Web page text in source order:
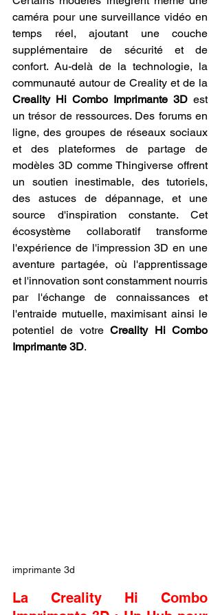
caméra pour une surveillance vidéo en
temps réel, ajoutant une couche
supplémentaire de sécurité et de
confort. Au-delà de la technologie, la
Creality Hi Combo Imprimante 3D est
un trésor de ressources. Des forums en
ligne, des groupes de réseaux sociaux
et des plateformes de partage de
modèles 3D comme Thingiverse offrent
un soutien inestimable, des tutoriels,
des astuces de dépannage, et une
source d'inspiration constante. Cet
écosystème collaboratif transforme
l'expérience de l'impression 3D en une
aventure partagée, où l'apprentissage
et l'innovation sont constamment nourris
par l'échange de connaissances et
l'entraide mutuelle, maximisant ainsi le
potentiel de votre Creality Hi Combo
Imprimante 3D.
imprimante 3d
La Creality Hi Combo